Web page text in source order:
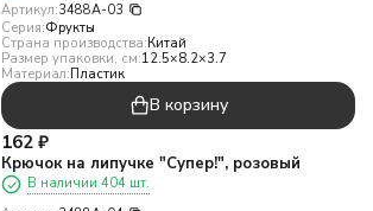
Артикул:3488A-03
Серия:Фрукты
Страна производства:Китай
Размер упаковки, см:12.5×8.2×3.7
Материал:Пластик
В корзину
162 ₽
Крючок на липучке "Супер!", розовый
В наличии 404 шт.